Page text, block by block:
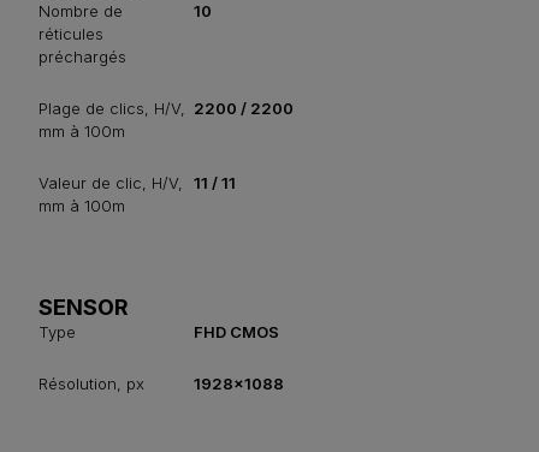
Nombre de
réticules
préchargés
10
Plage de clics, H/V,
mm à 100m
2200 / 2200
Valeur de clic, H/V,
mm à 100m
11 / 11
SENSOR
Type FHD CMOS
Résolution, px 1928x1088